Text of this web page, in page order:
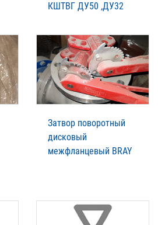
КШТВГ ДУ50 ,ДУ32
Затвор поворотный
дисковый
межфланцевый BRAY